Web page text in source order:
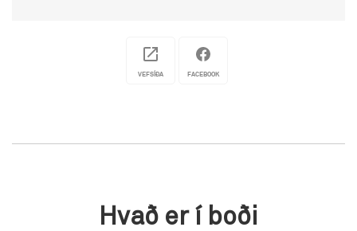
VEFSÍÐA FACEBOOK
Hvað er í boði